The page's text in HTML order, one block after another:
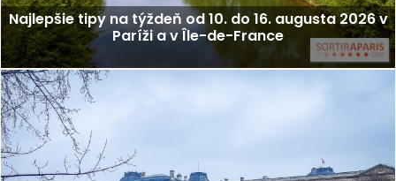
Najlepšie tipy na týždeň od 10. do 16. augusta 2026 v
Paríži a v Île-de-France